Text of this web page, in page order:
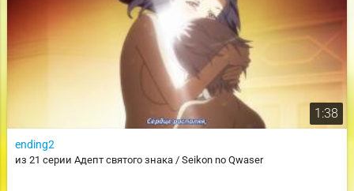
1:38
ending2
из 21 серии Адепт святого знака / Seikon no Qwaser